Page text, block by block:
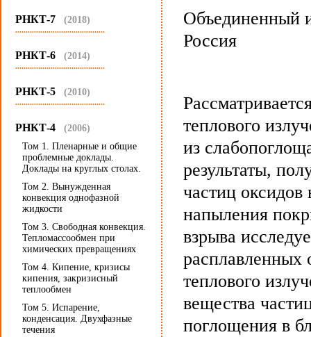
РНКТ-7 (2018)
...........................................
РНКТ-6 (2014)
...........................................
РНКТ-5 (2010)
...........................................
РНКТ-4 (2006)
Том 1. Пленарные и общие
проблемные доклады.
Доклады на круглых столах.
Том 2. Вынужденная
конвекция однофазной
жидкости
Том 3. Свободная конвекция.
Тепломассообмен при
химических превращениях
Том 4. Кипение, кризисы
кипения, закризисный
теплообмен
Том 5. Испарение,
конденсация. Двухфазные
течения
Объединенный
Россия
теплового
из
результаты,
частиц
напыления
взрыва
расплавленных
теплового
вещества
поглощения в